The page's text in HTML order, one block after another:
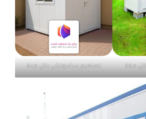
مكة تصاميم ساندوتش بانل جدة